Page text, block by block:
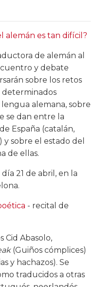
alemán es tan difícil?
de alemán al
y debate
sobre los retos
alemana, sobre
se dan entre la
España (catalán,
sobre el estado del
de ellas.
21 de abril, en la
- recital de
Cid Abasolo,
(Guiños cómplices)
y hachazos). Se
traducidos a otras